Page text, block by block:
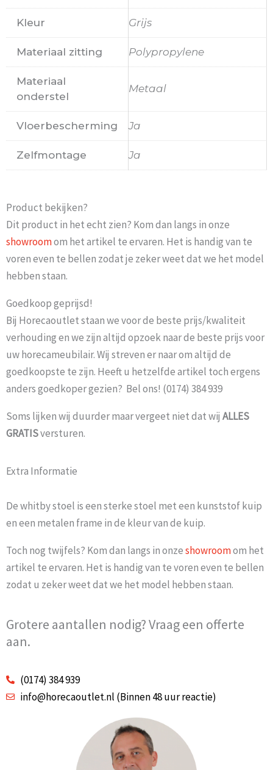
Kleur Grijs
Materiaal zitting Polypropylene
Materiaal
onderstel
Metaal
Vloerbescherming Ja
Zelfmontage Ja
Product bekijken?
Dit product in het echt zien? Kom dan langs in onze
showroomom het artikel te ervaren. Het is handig van te
voren even te bellen zodat je zeker weet dat we het model
hebben staan.
Goedkoop geprijsd!
Bij Horecaoutlet staan we voor de beste prijs/kwaliteit
verhouding en we zijn altijd opzoek naar de beste prijs voor
uw horecameubilair. Wij streven er naar om altijd de
goedkoopste te zijn. Heeft u hetzelfde artikel toch ergens
anders goedkoper gezien? Bel ons! (0174) 384 939
Soms lijken wij duurder maar vergeet niet dat wij ALLES
GRATISversturen.
Extra Informatie
De whitby stoel is een sterke stoel met een kunststof kuip
en een metalen frame in de kleur van de kuip.
Toch nog twijfels? Kom dan langs in onzeshowroomom het
artikel te ervaren. Het is handig van te voren even te bellen
zodat u zeker weet dat we het model hebben staan.
Grotere aantallen nodig? Vraag een offerte
aan.
(0174) 384 939
info@horecaoutlet.nl (Binnen 48 uur reactie)